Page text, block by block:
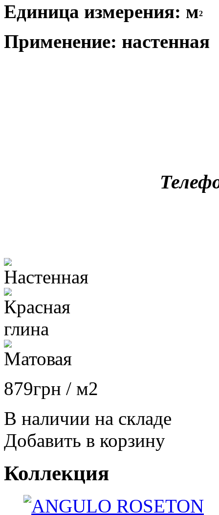
Единица измерения: м2
Применение: настенная
879грн / м2
В наличии на складе
Добавить в корзину
Коллекция